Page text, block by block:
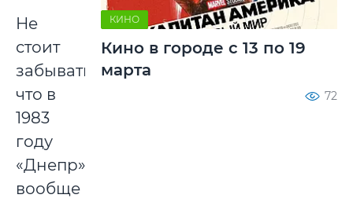
Не
стоит
забывать,
что в
1983
году
«Днепр»
вообще
КИНО
Кино в городе с 13 по 19
марта
72